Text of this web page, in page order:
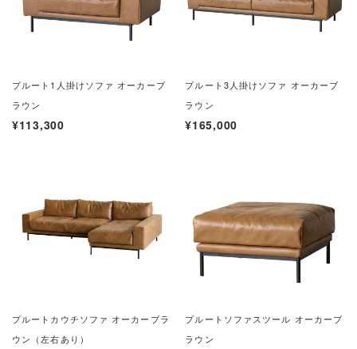
プルート1人掛けソファ オーカーブ
ラウン
¥113,300
プルート3 人掛けソファ オーカーブ
ラウン
¥165,000
プルートカウチソファ オーカーブラ
ウン（左右あり）
プルートソファスツール オーカーブ
ラウン